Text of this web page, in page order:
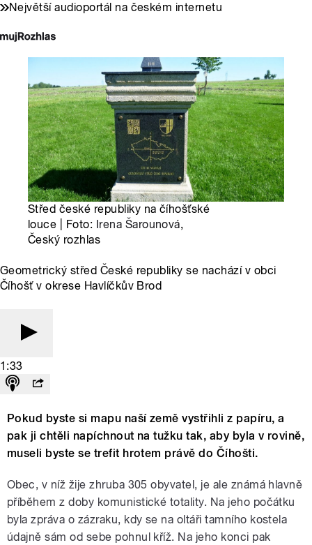
Největší audioportál na českém internetu
Střed české republiky na číhošťské
louce | Foto: Irena Šarounová,
Český rozhlas
Geometrický střed České republiky se nachází v obci
Číhošť v okrese Havlíčkův Brod
1:33
Pokud byste si mapu naší země vystřihli z papíru, a
pak ji chtěli napíchnout na tužku tak, aby byla v rovině,
museli byste se trefit hrotem právě do Číhošti.
Obec, v níž žije zhruba 305 obyvatel, je ale známá hlavně
příběhem z doby komunistické totality. Na jeho počátku
byla zpráva o zázraku, kdy se na oltáři tamního kostela
údajně sám od sebe pohnul kříž. Na jeho konci pak